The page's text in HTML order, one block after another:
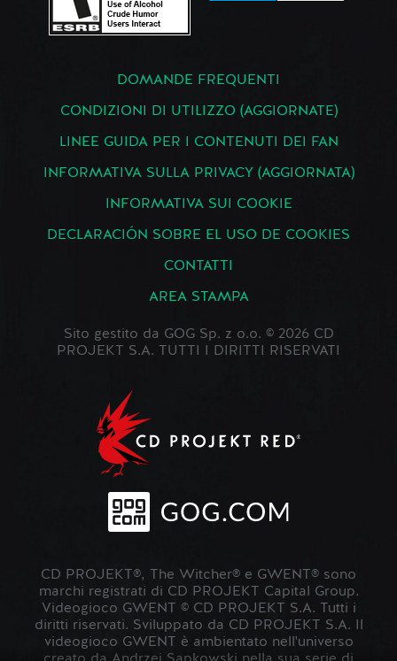
DOMANDE FREQUENTI
CONDIZIONI DI UTILIZZO (AGGIORNATE)
LINEE GUIDA PER I CONTENUTI DEI FAN
INFORMATIVA SULLA PRIVACY (AGGIORNATA)
INFORMATIVA SUI COOKIE
DECLARACIÓN SOBRE EL USO DE COOKIES
CONTATTI
AREA STAMPA
Sito gestito da GOG Sp. z o.o. © 2026 CD
PROJEKT S.A. TUTTI I DIRITTI RISERVATI
CD PROJEKT®, The Witcher® e GWENT® sono
marchi registrati di CD PROJEKT Capital Group.
Videogioco GWENT © CD PROJEKT S.A. Tutti i
diritti riservati. Sviluppato da CD PROJEKT S.A. Il
videogioco GWENT è ambientato nell'universo